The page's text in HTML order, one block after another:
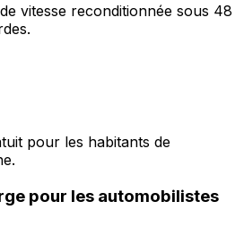
vitesse reconditionnée sous 48
pour les habitants de
pour les automobilistes